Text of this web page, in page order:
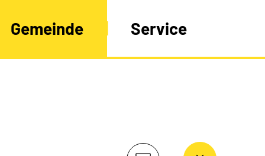
Gemeinde Service